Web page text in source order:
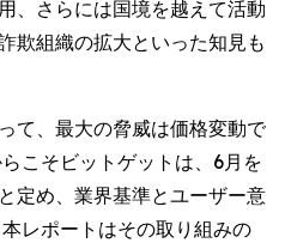
、さらには国境を越えて活動
欺組織の拡大といった知見も
て、最大の脅威は価格変動で
こそビットゲットは、6月を
定め、業界基準とユーザー意
レポートはその取り組みの